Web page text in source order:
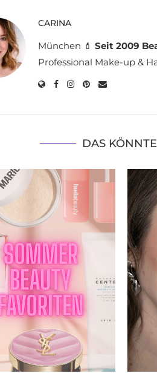
CARINA
München 💄 Seit 2009
Professional Make-up &
DAS